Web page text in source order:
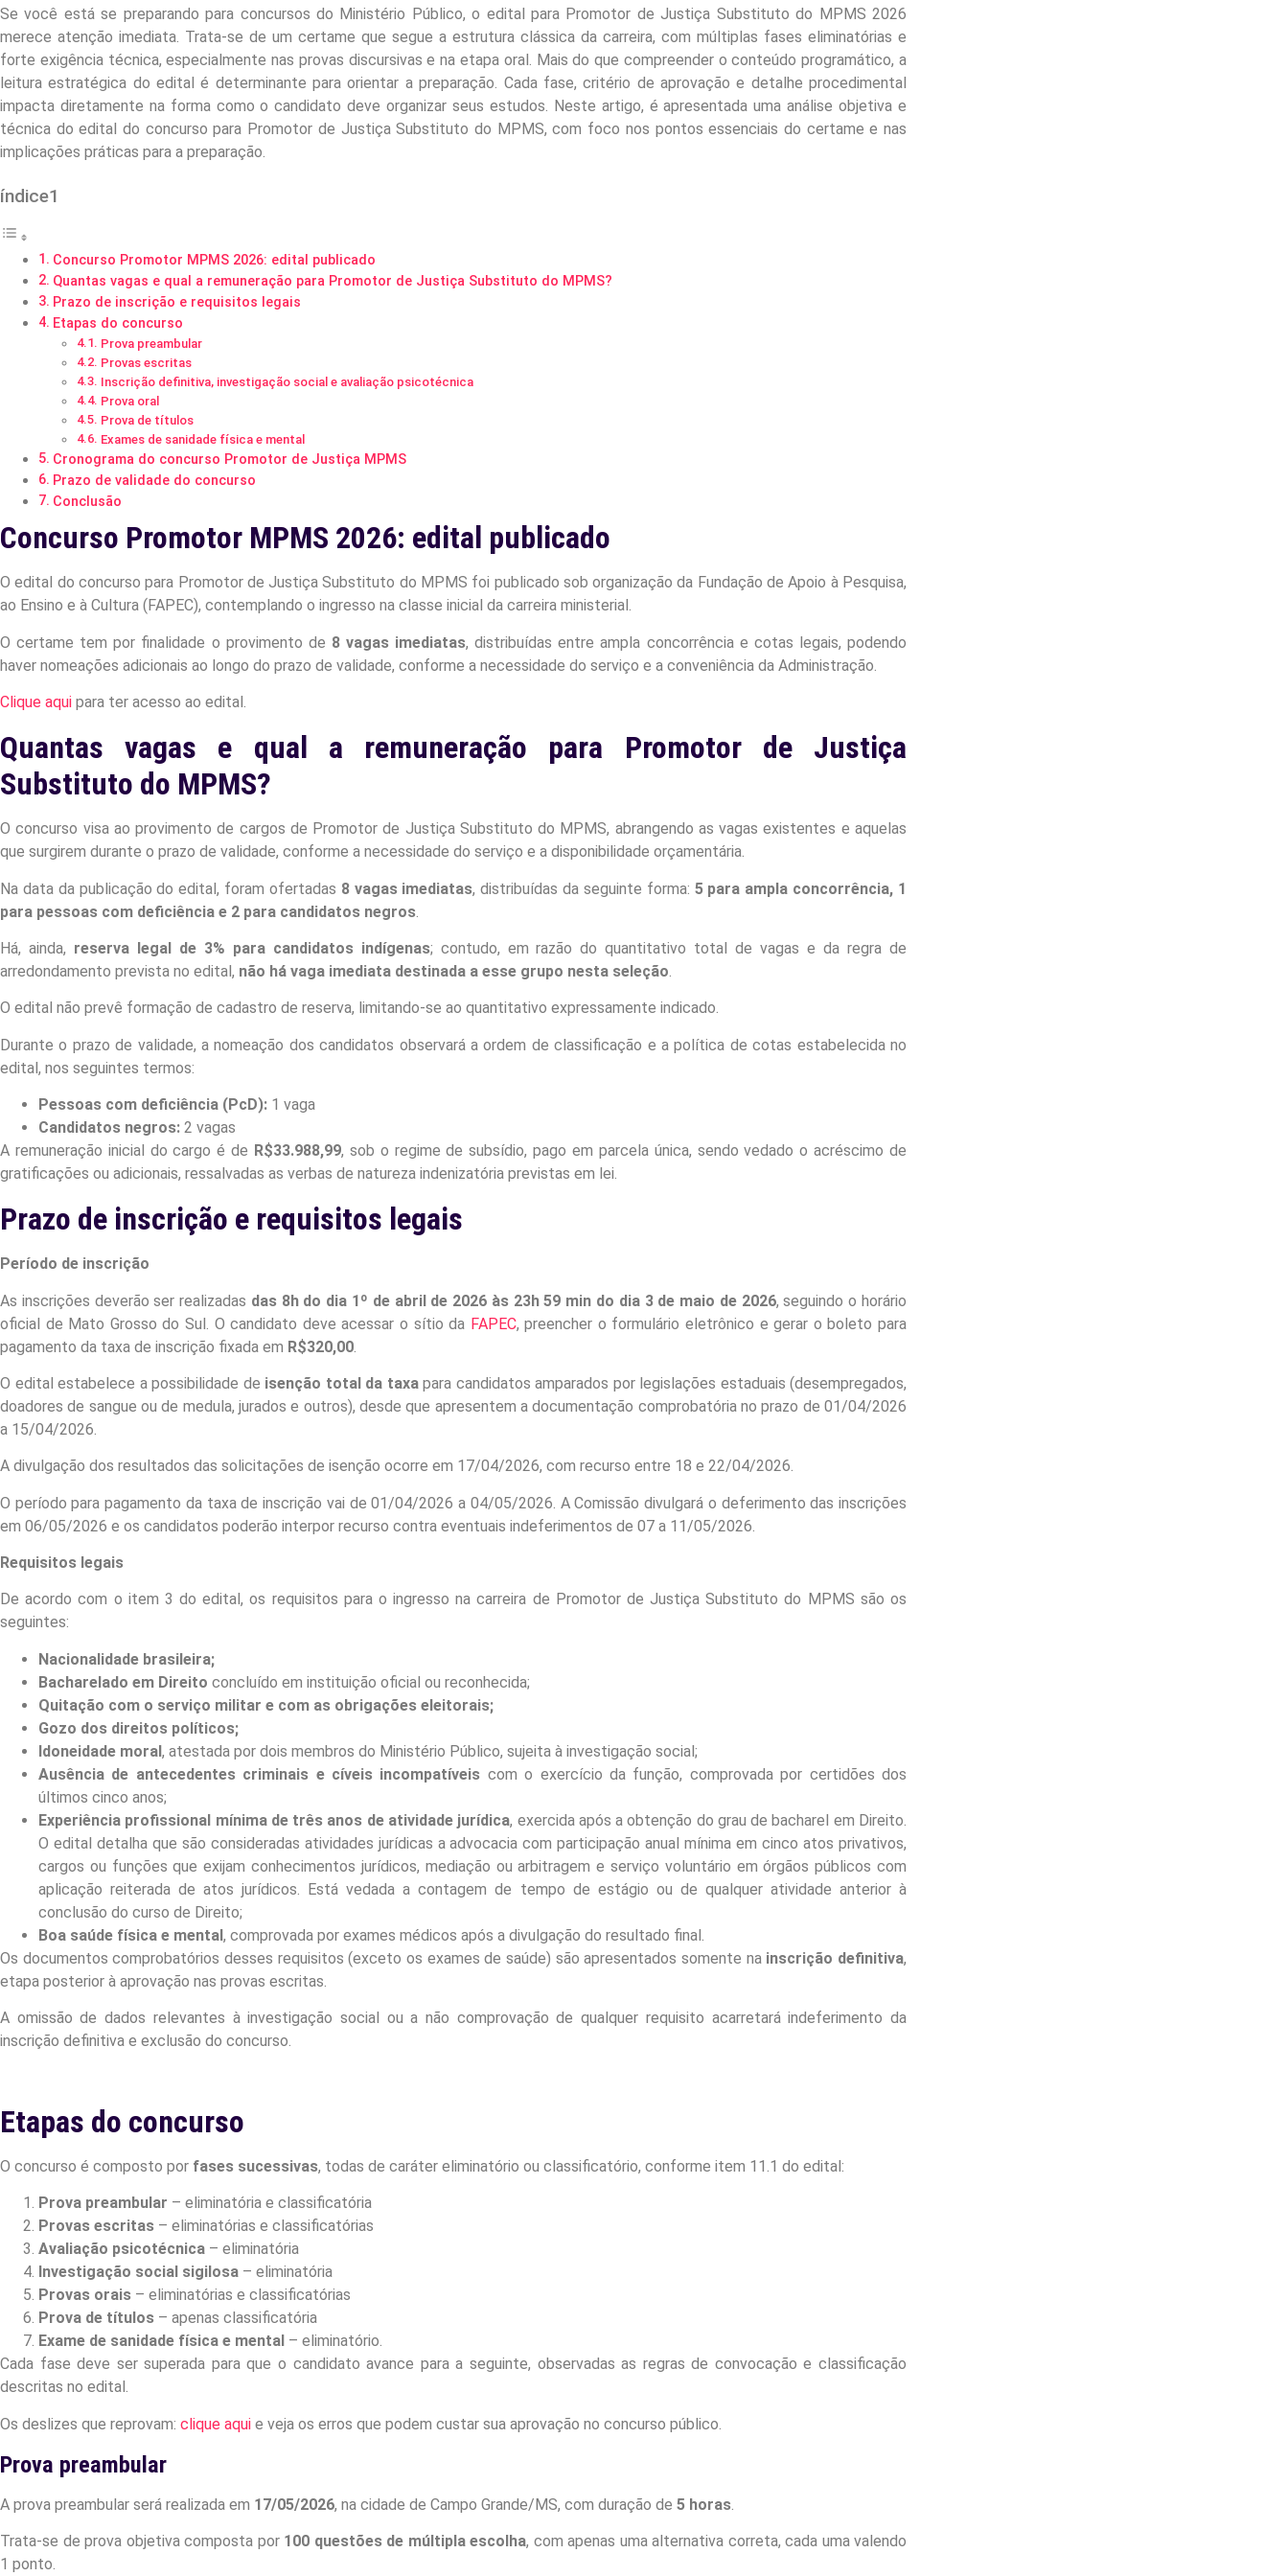
Se você está se preparando para concursos do Ministério Público, o edital para Promotor de Justiça Substituto do MPMS 2026
merece atenção imediata. Trata-se de um certame que segue a estrutura clássica da carreira, com múltiplas fases eliminatórias e
forte exigência técnica, especialmente nas provas discursivas e na etapa oral. Mais do que compreender o conteúdo programático, a
leitura estratégica do edital é determinante para orientar a preparação. Cada fase, critério de aprovação e detalhe procedimental
impacta diretamente na forma como o candidato deve organizar seus estudos. Neste artigo, é apresentada uma análise objetiva e
técnica do edital do concurso para Promotor de Justiça Substituto do MPMS, com foco nos pontos essenciais do certame e nas
implicações práticas para a preparação.
índice1
Concurso Promotor MPMS 2026: edital publicado
Quantas vagas e qual a remuneração para Promotor de Justiça Substituto do MPMS?
Prazo de inscrição e requisitos legais
Etapas do concurso
Prova preambular
Provas escritas
Inscrição definitiva, investigação social e avaliação psicotécnica
Prova oral
Prova de títulos
Exames de sanidade física e mental
Cronograma do concurso Promotor de Justiça MPMS
Prazo de validade do concurso
Conclusão
Concurso Promotor MPMS 2026: edital publicado
O edital do concurso para Promotor de Justiça Substituto do MPMS foi publicado sob organização da Fundação de Apoio à Pesquisa,
ao Ensino e à Cultura (FAPEC), contemplando o ingresso na classe inicial da carreira ministerial.
O certame tem por finalidade o provimento de 8 vagas imediatas, distribuídas entre ampla concorrência e cotas legais, podendo
haver nomeações adicionais ao longo do prazo de validade, conforme a necessidade do serviço e a conveniência da Administração.
Clique aqui para ter acesso ao edital.
Quantas vagas e qual a remuneração para Promotor de Justiça
Substituto do MPMS?
O concurso visa ao provimento de cargos de Promotor de Justiça Substituto do MPMS, abrangendo as vagas existentes e aquelas
que surgirem durante o prazo de validade, conforme a necessidade do serviço e a disponibilidade orçamentária.
Na data da publicação do edital, foram ofertadas 8 vagas imediatas, distribuídas da seguinte forma: 5 para ampla concorrência, 1
para pessoas com deficiência e 2 para candidatos negros
Há, ainda, reserva legal de 3% para candidatos indígenas; contudo, em razão do quantitativo total de vagas e da regra de
arredondamento prevista no edital, não há vaga imediata destinada a esse grupo nesta seleção.
O edital não prevê formação de cadastro de reserva, limitando-se ao quantitativo expressamente indicado.
Durante o prazo de validade, a nomeação dos candidatos observará a ordem de classificação e a política de cotas estabelecida no
edital, nos seguintes termos:
Pessoas com deficiência (PcD): 1 vaga
Candidatos negros: 2 vagas
A remuneração inicial do cargo é de R$33.988,99, sob o regime de subsídio, pago em parcela única, sendo vedado o acréscimo de
gratificações ou adicionais, ressalvadas as verbas de natureza indenizatória previstas em lei.
Prazo de inscrição e requisitos legais
Período de inscrição
As inscrições deverão ser realizadas das 8h do dia 1º de abril de 2026 às 23h 59 min do dia 3 de maio de 2026, seguindo o horário
oficial de Mato Grosso do Sul. O candidato deve acessar o sítio da FAPEC, preencher o formulário eletrônico e gerar o boleto para
pagamento da taxa de inscrição fixada em R$320,00
O edital estabelece a possibilidade de isenção total da taxapara candidatos amparados por legislações estaduais (desempregados,
doadores de sangue ou de medula, jurados e outros), desde que apresentem a documentação comprobatória no prazo de 01/04/2026
a 15/04/2026.
A divulgação dos resultados das solicitações de isenção ocorre em 17/04/2026, com recurso entre 18 e 22/04/2026.
O período para pagamento da taxa de inscrição vai de 01/04/2026 a 04/05/2026. A Comissão divulgará o deferimento das inscrições
em 06/05/2026 e os candidatos poderão interpor recurso contra eventuais indeferimentos de 07 a 11/05/2026.
Requisitos legais
De acordo com o item 3 do edital, os requisitos para o ingresso na carreira de Promotor de Justiça Substituto do MPMS são os
seguintes:
Nacionalidade brasileira;
Bacharelado em Direito concluído em instituição oficial ou reconhecida;
Quitação com o serviço militar e com as obrigações eleitorais;
Gozo dos direitos políticos;
Idoneidade moral, atestada por dois membros do Ministério Público, sujeita à investigação social;
Ausência de antecedentes criminais e cíveis incompatíveis com o exercício da função, comprovada por certidões dos
últimos cinco anos;
Experiência profissional mínima de três anos de atividade jurídica, exercida após a obtenção do grau de bacharel em Direito.
O edital detalha que são consideradas atividades jurídicas a advocacia com participação anual mínima em cinco atos privativos,
cargos ou funções que exijam conhecimentos jurídicos, mediação ou arbitragem e serviço voluntário em órgãos públicos com
aplicação reiterada de atos jurídicos. Está vedada a contagem de tempo de estágio ou de qualquer atividade anterior à
conclusão do curso de Direito;
Boa saúde física e mental, comprovada por exames médicos após a divulgação do resultado final.
Os documentos comprobatórios desses requisitos (exceto os exames de saúde) são apresentados somente na inscrição definitiva,
etapa posterior à aprovação nas provas escritas.
A omissão de dados relevantes à investigação social ou a não comprovação de qualquer requisito acarretará indeferimento da
inscrição definitiva e exclusão do concurso.
Etapas do concurso
O concurso é composto por fases sucessivas, todas de caráter eliminatório ou classificatório, conforme item 11.1 do edital:
Prova preambular – eliminatória e classificatória
Provas escritas – eliminatórias e classificatórias
Avaliação psicotécnica – eliminatória
Investigação social sigilosa – eliminatória
Provas orais – eliminatórias e classificatórias
Prova de títulos – apenas classificatória
Exame de sanidade física e mental – eliminatório.
Cada fase deve ser superada para que o candidato avance para a seguinte, observadas as regras de convocação e classificação
descritas no edital.
Os deslizes que reprovam: clique aqui e veja os erros que podem custar sua aprovação no concurso público.
Prova preambular
A prova preambular será realizada em 17/05/2026, na cidade de Campo Grande/MS, com duração de 5 horas.
Trata-se de prova objetiva composta por 100 questões de múltipla escolha, com apenas uma alternativa correta, cada uma valendo
1 ponto.